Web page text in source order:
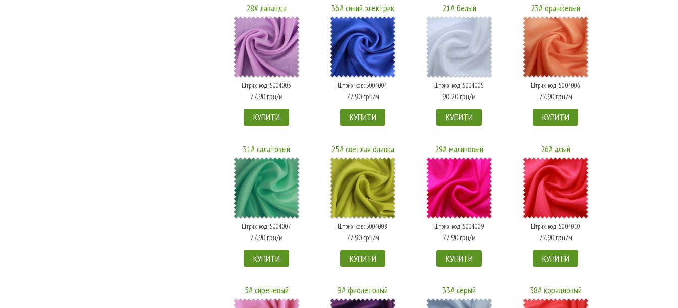
28# лаванда
Штрих-код: 5004003
77.90 грн/м
КУПИТИ
36# синий электрик
Штрих-код: 5004004
77.90 грн/м
КУПИТИ
21# белый
Штрих-код: 5004005
90.20 грн/м
КУПИТИ
23# оранжевый
Штрих-код: 5004006
77.90 грн/м
КУПИТИ
31# салатовый
Штрих-код: 5004007
77.90 грн/м
КУПИТИ
25# светлая оливка
Штрих-код: 5004008
77.90 грн/м
КУПИТИ
29# малиновый
Штрих-код: 5004009
77.90 грн/м
КУПИТИ
26# алый
Штрих-код: 5004010
77.90 грн/м
КУПИТИ
5# сиреневый 9# фиолетовый 33# серый 38# коралловый